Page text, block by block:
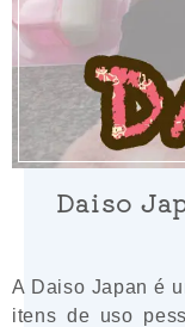
Daiso
A Daiso Japan é
itens de uso